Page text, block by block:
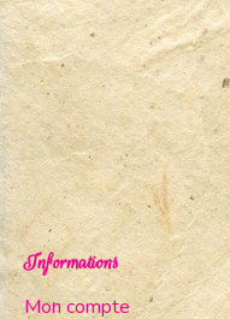
Informations
Mon compte